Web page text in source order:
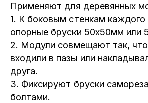
Применяют для деревянных
1. К боковым стенкам каждого
опорные бруски 50х50мм или
2. Модули совмещают так,
входили в пазы или
друга.
3. Фиксируют бруски
болтами.